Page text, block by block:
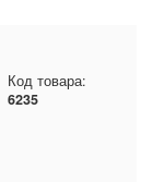
Код товара:
6235